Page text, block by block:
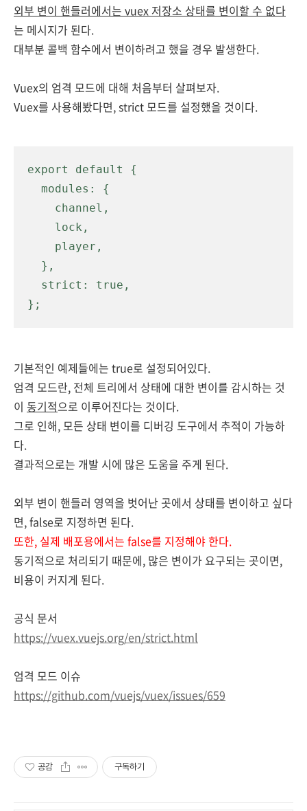
외부 변이 핸들러에서는 vuex 저장소 상태를 변이할 수 없다
는 메시지가 된다.
대부분 콜백 함수에서 변이하려고 했을 경우 발생한다.
Vuex의 엄격 모드에 대해 처음부터 살펴보자.
Vuex를 사용해봤다면, strict 모드를 설정했을 것이다.
export default {
};
기본적인 예제들에는 true로 설정되어있다.
엄격 모드란, 전체 트리에서 상태에 대한 변이를 감시하는 것
이 동기적으로 이루어진다는 것이다.
그로 인해, 모든 상태 변이를 디버깅 도구에서 추적이 가능하
다.
결과적으로는 개발 시에 많은 도움을 주게 된다.
외부 변이 핸들러 영역을 벗어난 곳에서 상태를 변이하고 싶다
면, false로 지정하면 된다.
또한, 실제 배포용에서는 false를 지정해야 한다.
동기적으로 처리되기 때문에, 많은 변이가 요구되는 곳이면,
비용이 커지게 된다.
공식 문서
https://vuex.vuejs.org/en/strict.html
엄격 모드 이슈
https://github.com/vuejs/vuex/issues/659
공감 구독하기